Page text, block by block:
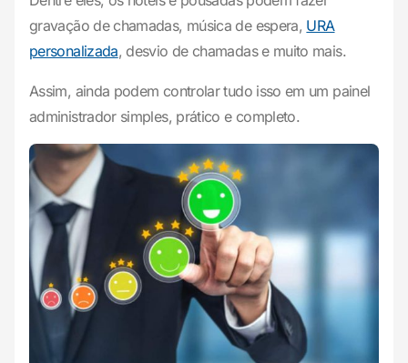
gravação de chamadas, música de espera, URA
personalizada, desvio de chamadas e muito mais.
Assim, ainda podem controlar tudo isso em um painel
administrador simples, prático e completo.